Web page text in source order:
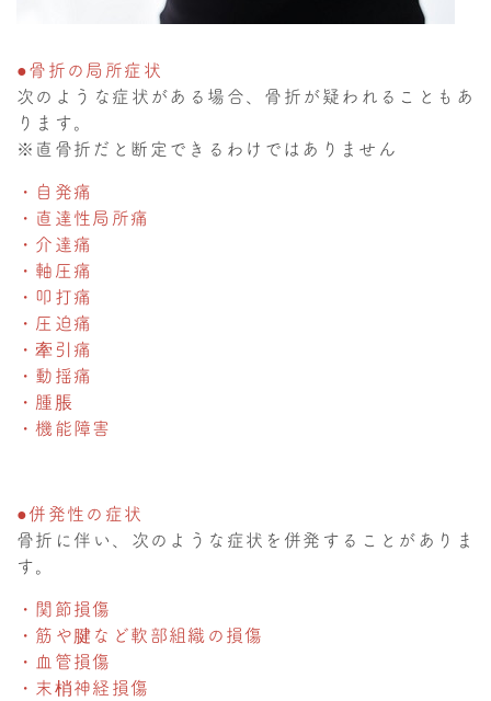
●骨折の局所症状
次のような症状がある場合、骨折が疑われることもあ
ります。
※直骨折だと断定できるわけではありません
・自発痛
・直達性局所痛
・介達痛
・軸圧痛
・叩打痛
・圧迫痛
・牽引痛
・動揺痛
・腫脹
・機能障害
●併発性の症状
骨折に伴い、次のような症状を併発することがありま
す。
・関節損傷
・筋や腱など軟部組織の損傷
・血管損傷
・末梢神経損傷